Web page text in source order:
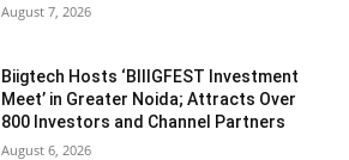
August 7, 2026
Biigtech Hosts ‘BIIIGFEST Investment
Meet’ in Greater Noida; Attracts Over
800 Investors and Channel Partners
August 6, 2026